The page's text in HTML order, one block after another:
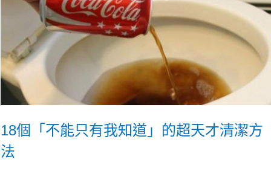
18個「不能只有我知道」的超天才清潔方
法